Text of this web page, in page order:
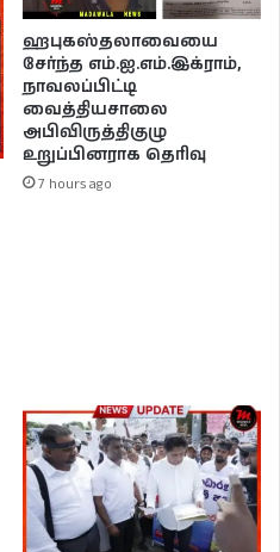
ஹபுகஸ்தலாவையை
சேர்ந்த எம்.ஐ.எம்.இக்ராம்,
நாவலப்பிட்டி
வைத்தியசாலை
அபிவிருத்திகுழு
உறுப்பினராக தெரிவு
7 hours ago